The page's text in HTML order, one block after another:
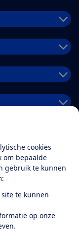
cookies
om bepaalde
gebruik te kunnen
te kunnen
op onze